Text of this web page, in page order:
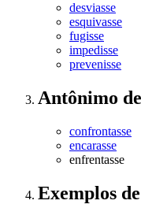
desviasse
esquivasse
fugisse
impedisse
prevenisse
Antônimo de
confrontasse
encarasse
enfrentasse
Exemplos